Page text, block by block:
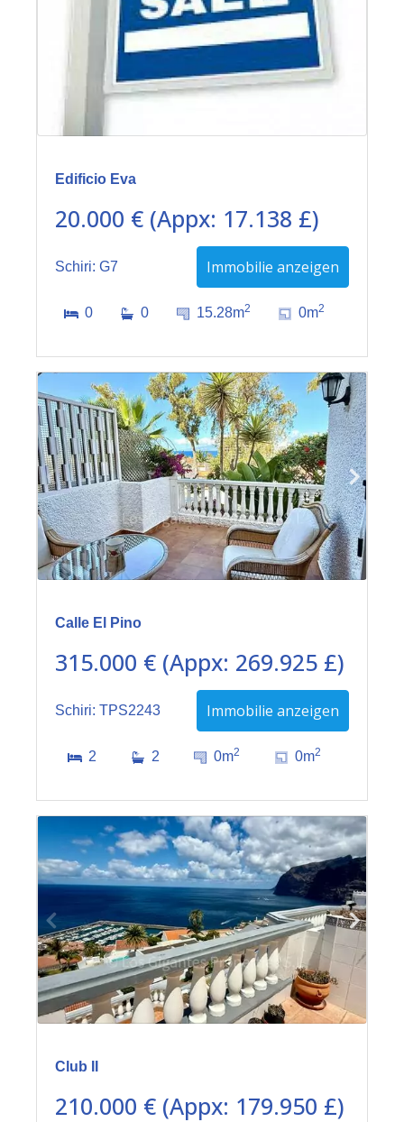
Edificio Eva
20.000 € (Appx: 17.138 £)
Schiri: G7 Immobilie anzeigen
0 0 15.28m2 0m2
Calle El Pino
315.000 € (Appx: 269.925 £)
Schiri: TPS2243 Immobilie anzeigen
2 2 0m2 0m2
Club II
210.000 € (Appx: 179.950 £)